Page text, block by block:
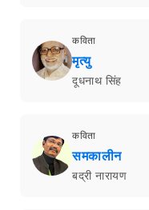
कविता
मृत्यु
दूधनाथ सिंह
कविता
समकालीन
बद्री नारायण